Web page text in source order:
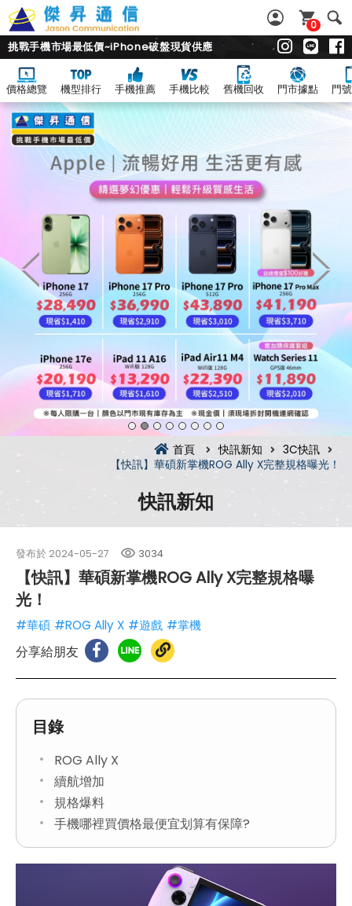
0
挑戰手機市場最低價~iPhone破盤現貨供應
價格總覽 機型排行 手機推薦 手機比較 舊機回收 門市據點 門
首頁 快訊新知
3C快訊
【快訊】華碩新掌機ROG Ally X完整規格曝光！
快訊新知
發布於 2024-05-27 3034
【快訊】華碩新掌機ROG Ally X完整規格曝
光！
#華碩 #ROG Ally X #遊戲 #掌機
分享給朋友
目錄
ROG Ally X
續航增加
規格爆料
手機哪裡買價格最便宜划算有保障?